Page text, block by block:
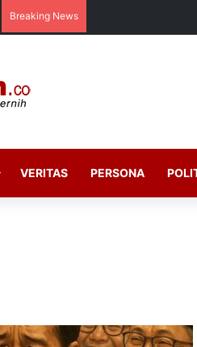
Breaking News
VERITAS PERSONA